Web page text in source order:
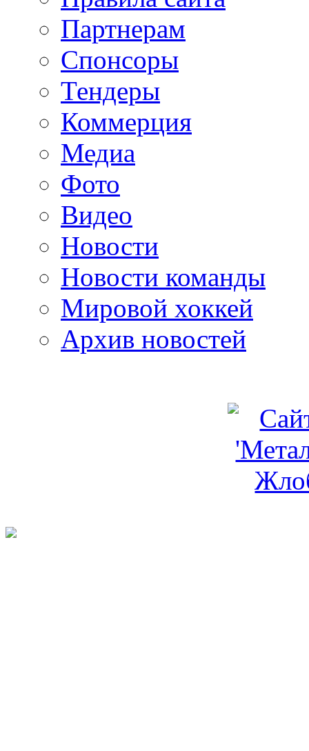
Партнерам
Спонсоры
Тендеры
Коммерция
Медиа
Фото
Видео
Новости
Новости команды
Мировой хоккей
Архив новостей